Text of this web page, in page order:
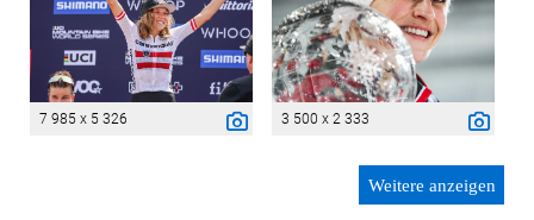
7 985 x 5 326 3 500 x 2 333
Weitere anzeigen